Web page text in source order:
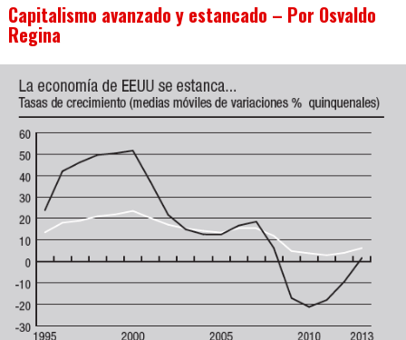
Capitalismo avanzado y estancado – Por Osvaldo
Regina